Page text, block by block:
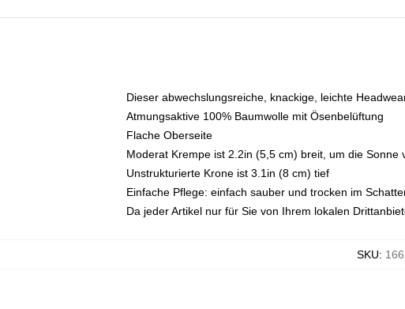
Dieser abwechslungsreiche, knackige, leichte
Atmungsaktive 100% Baumwolle mit Ösenbelüftung
Flache Oberseite
Moderat Krempe ist 2.2in (5,5 cm) breit, um die Sonne
Unstrukturierte Krone ist 3.1in (8 cm) tief
Einfache Pflege: einfach sauber und trocken im
Da jeder Artikel nur für Sie von Ihrem lokalen
SKU: